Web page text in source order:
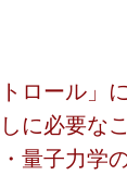
ロール」
必要な
量子力学